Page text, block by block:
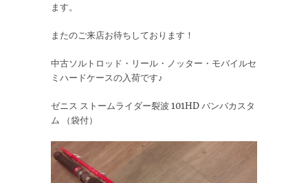
ます。
またのご来店お待ちしております！
中古ソルトロッド・リール・ノッター・モバイルセ
ミハードケースの入荷です♪
ゼニス ストームライダー裂波 101HD バンバカスタ
ム （袋付）